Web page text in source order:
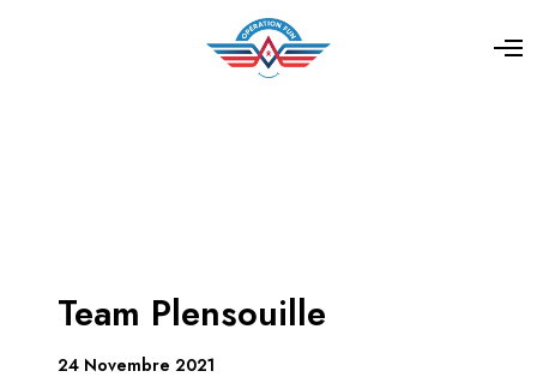
Team Plensouille
24 Novembre 2021